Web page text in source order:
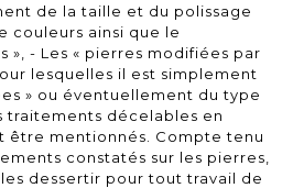
de la taille et du polissage
couleurs ainsi que le
», - Les « pierres modifiées par
lesquelles il est simplement
» ou éventuellement du type
traitements décelables en
être mentionnés. Compte tenu
constatés sur les pierres,
dessertir pour tout travail de